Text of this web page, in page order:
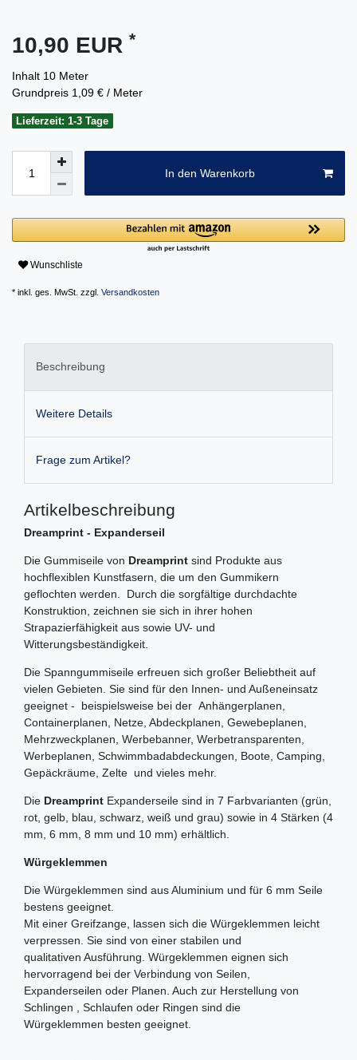
10,90 EUR *
Inhalt 10 Meter
Grundpreis 1,09 € / Meter
Lieferzeit: 1-3 Tage
In den Warenkorb
Wunschliste
* inkl. ges. MwSt. zzgl. Versandkosten
Beschreibung
Weitere Details
Frage zum Artikel?
Artikelbeschreibung
Dreamprint - Expanderseil
Die Gummiseile von Dreamprint sind Produkte aus
hochflexiblen Kunstfasern, die um den Gummikern
geflochten werden. Durch die sorgfältige durchdachte
Konstruktion, zeichnen sie sich in ihrer hohen
Strapazierfähigkeit aus sowie UV- und
Witterungsbeständigkeit.
Die Spanngummiseile erfreuen sich großer Beliebtheit auf
vielen Gebieten. Sie sind für den Innen- und Außeneinsatz
geeignet - beispielsweise bei der Anhängerplanen,
Containerplanen, Netze, Abdeckplanen, Gewebeplanen,
Mehrzweckplanen, Werbebanner, Werbetransparenten,
Werbeplanen, Schwimmbadabdeckungen, Boote, Camping,
Gepäckräume, Zelte und vieles mehr.
Die Dreamprint Expanderseile sind in 7 Farbvarianten (grün,
rot, gelb, blau, schwarz, weiß und grau) sowie in 4 Stärken (4
mm, 6 mm, 8 mm und 10 mm) erhältlich.
Würgeklemmen
Die Würgeklemmen sind aus Aluminium und für 6 mm Seile
bestens geeignet.
Mit einer Greifzange, lassen sich die Würgeklemmen leicht
verpressen. Sie sind von einer stabilen und
qualitativen Ausführung. Würgeklemmen eignen sich
hervorragend bei der Verbindung von Seilen,
Expanderseilen oder Planen. Auch zur Herstellung von
Schlingen , Schlaufen oder Ringen sind die
Würgeklemmen besten geeignet.